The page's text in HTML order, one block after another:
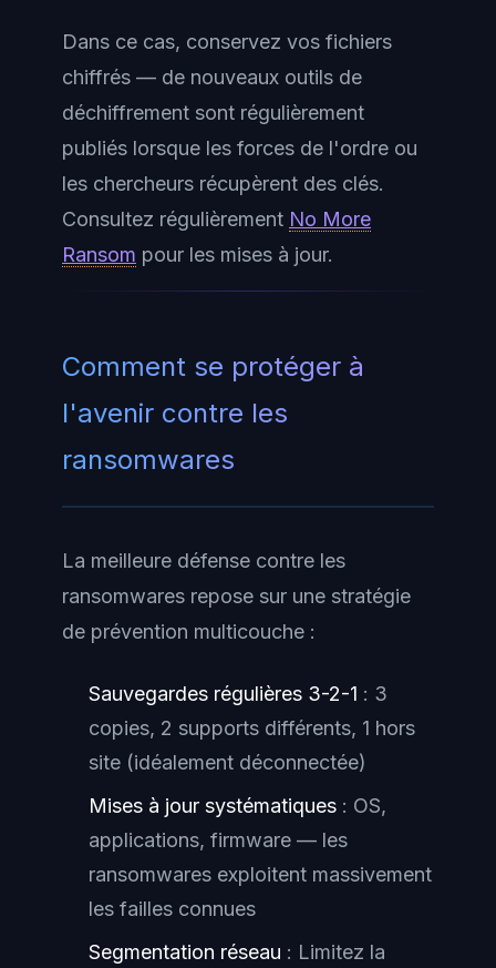
Dans ce cas, conservez vos fichiers
chiffrés — de nouveaux outils de
déchiffrement sont régulièrement
publiés lorsque les forces de l'ordre ou
les chercheurs récupèrent des clés.
Consultez régulièrement No More
Ransom pour les mises à jour.
Comment se protéger à
l'avenir contre les
ransomwares
La meilleure défense contre les
ransomwares repose sur une stratégie
de prévention multicouche :
Sauvegardes régulières 3-2-1 : 3
copies, 2 supports différents, 1 hors
site (idéalement déconnectée)
Mises à jour systématiques : OS,
applications, firmware — les
ransomwares exploitent massivement
les failles connues
Segmentation réseau : Limitez la